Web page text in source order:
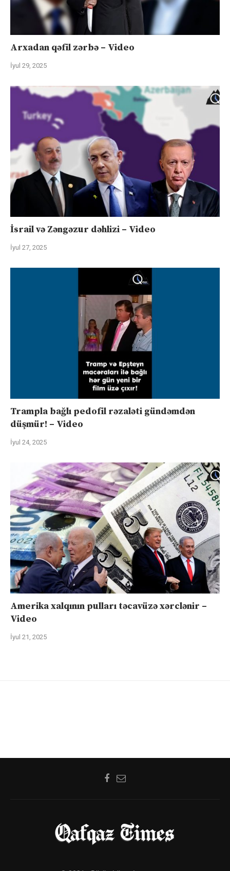
Arxadan qəfil zərbə – Video
İyul 29, 2025
İsrail və Zəngəzur dəhlizi – Video
İyul 27, 2025
Trampla bağlı pedofil rəzaləti gündəmdən
düşmür! – Video
İyul 24, 2025
Amerika xalqının pulları təcavüzə xərclənir –
Video
İyul 21, 2025